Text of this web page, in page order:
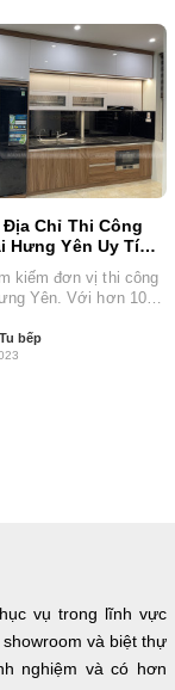
Địa Chỉ Thi Công
Hưng Yên Uy Tín -
kiếm đơn vị thi công
Yên. Với hơn 10
bếp
vụ trong lĩnh vực
và biệt thự
nghiệm và có hơn